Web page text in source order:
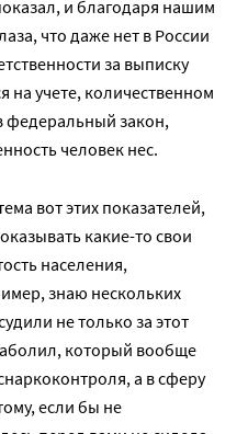
и благодаря нашим
что даже нет в России
за выписку
на учете, количественном
федеральный закон,
человек нес.
вот этих показателей,
какие-то свои
населения,
знаю нескольких
не только за этот
который вообще
а в сферу
если бы не